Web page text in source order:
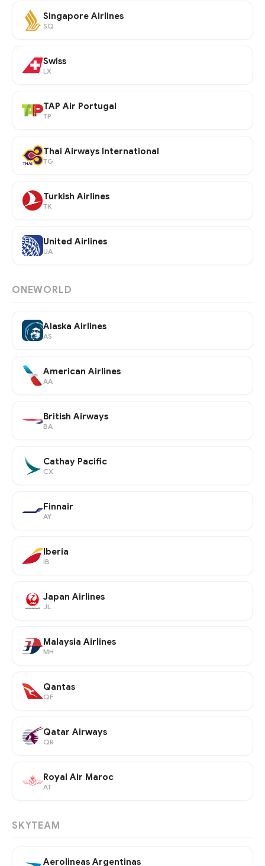
Singapore Airlines
SQ
Swiss
LX
TAP Air Portugal
TP
Thai Airways International
TG
Turkish Airlines
TK
United Airlines
UA
ONEWORLD
Alaska Airlines
AS
American Airlines
AA
British Airways
BA
Cathay Pacific
CX
Finnair
AY
Iberia
IB
Japan Airlines
JL
Malaysia Airlines
MH
Qantas
QF
Qatar Airways
QR
Royal Air Maroc
AT
SKYTEAM
Aerolineas Argentinas